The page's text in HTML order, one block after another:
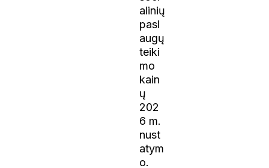
alinių
pasl
augų
teiki
mo
kain
ų
202
6 m.
nust
atym
o.